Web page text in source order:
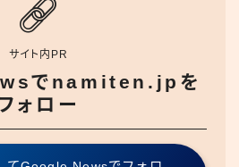
サイト内PR
でnamiten.jpを
ォロー